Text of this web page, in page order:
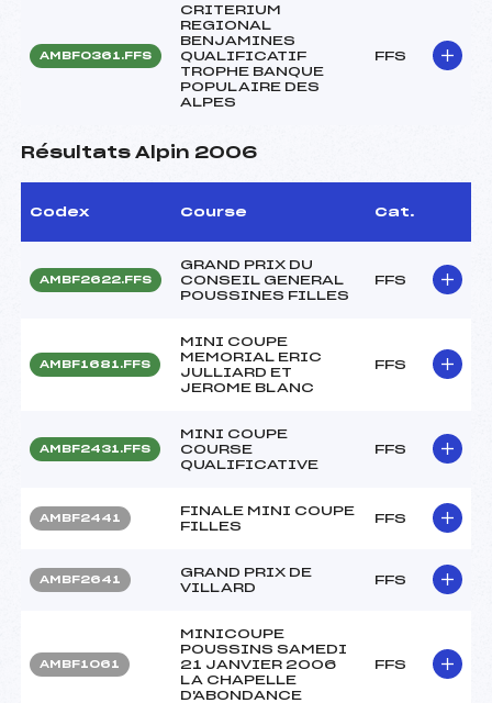
AMBF0361.FFS
CRITERIUM
REGIONAL
BENJAMINES
QUALIFICATIF
TROPHE BANQUE
POPULAIRE DES
ALPES
FFS
Résultats Alpin 2006
Codex Course Cat.
AMBF2622.FFS
GRAND PRIX DU
CONSEIL GENERAL
POUSSINES FILLES
FFS
AMBF1681.FFS
MINI COUPE
MEMORIAL ERIC
JULLIARD ET
JEROME BLANC
FFS
AMBF2431.FFS
MINI COUPE
COURSE
QUALIFICATIVE
FFS
AMBF2441
FINALE MINI COUPE
FILLES
FFS
AMBF2641
GRAND PRIX DE
VILLARD
FFS
AMBF1061
MINICOUPE
POUSSINS SAMEDI
21 JANVIER 2006
LA CHAPELLE
D'ABONDANCE
FFS